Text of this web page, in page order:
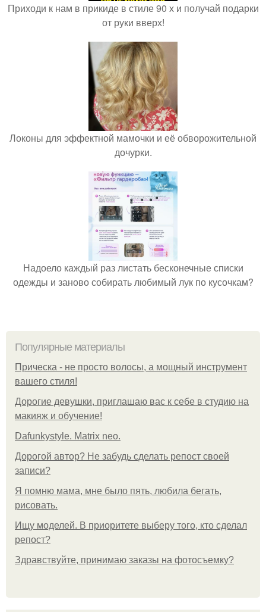
Приходи к нам в прикиде в стиле 90 х и получай подарки
от руки вверх!
Локоны для эффектной мамочки и её обворожительной
дочурки.
Надоело каждый раз листать бесконечные списки
одежды и заново собирать любимый лук по кусочкам?
Популярные материалы
Прическа - не просто волосы, а мощный инструмент
вашего стиля!
Дорогие девушки, приглашаю вас к себе в студию на
макияж и обучение!
Dafunkystyle. Matrix neo.
Дорогой автор? Не забудь сделать репост своей
записи?
Я помню мама, мне было пять, любила бегать,
рисовать.
Ищу моделей. В приоритете выберу того, кто сделал
репост?
Здравствуйте, принимаю заказы на фотосъемку?